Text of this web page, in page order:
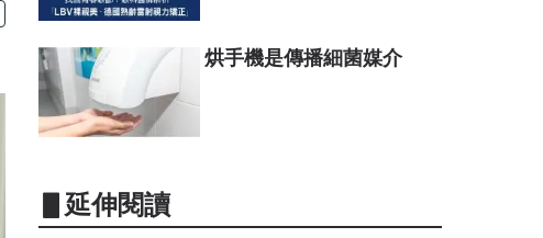
烘手機是傳播細菌媒介
▋延伸閱讀